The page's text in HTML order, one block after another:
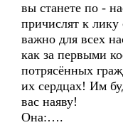
вы станете по -
причислят к
важно для всех
как за первыми
потрясённых
их сердцах! Им
вас наяву!
Она:….